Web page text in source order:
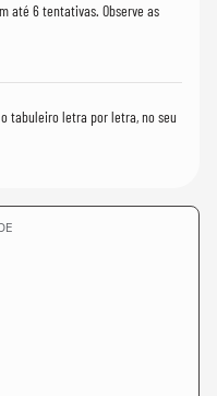
até 6 tentativas. Observe as
tabuleiro letra por letra, no seu